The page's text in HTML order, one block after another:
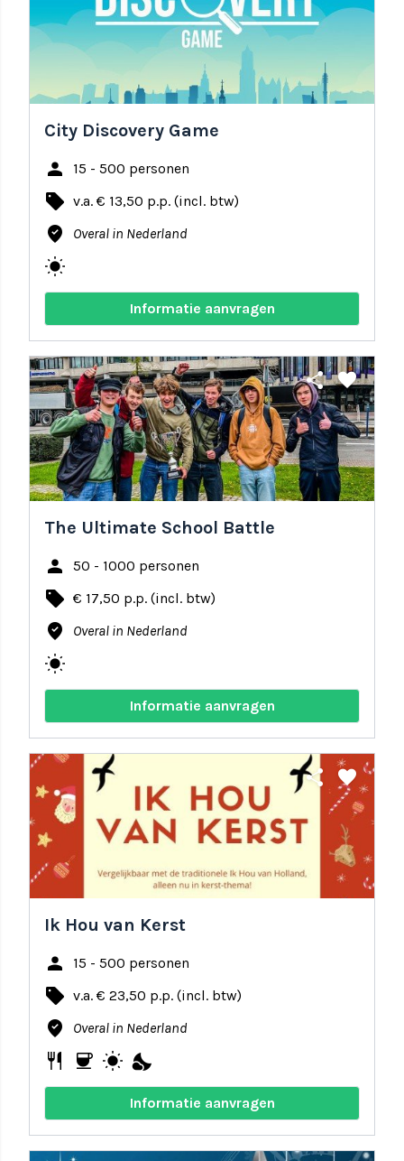
City Discovery Game
person 15 - 500 personen
local_offer v.a. € 13,50 p.p. (incl. btw)
where_to_vote Overal in Nederland
wb_sunny
Informatie aanvragen
share favorite
The Ultimate School Battle
person 50 - 1000 personen
local_offer € 17,50 p.p. (incl. btw)
where_to_vote Overal in Nederland
wb_sunny
Informatie aanvragen
share favorite
Ik Hou van Kerst
person 15 - 500 personen
local_offer v.a. € 23,50 p.p. (incl. btw)
where_to_vote Overal in Nederland
restaurant coffee wb_sunny nights_stay
Informatie aanvragen